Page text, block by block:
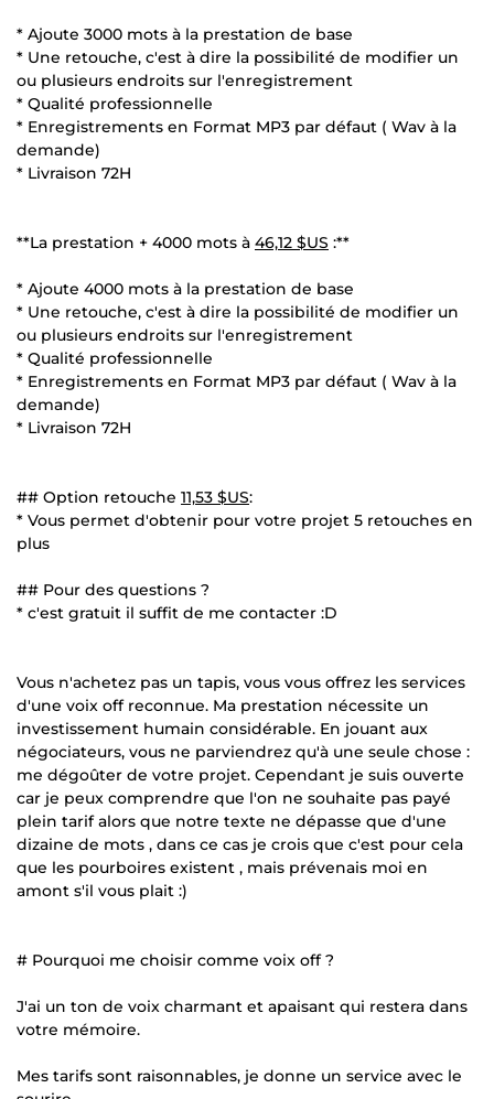
* Ajoute 3000 mots à la prestation de base
* Une retouche, c'est à dire la possibilité de modifier un
ou plusieurs endroits sur l'enregistrement
* Qualité professionnelle
* Enregistrements en Format MP3 par défaut ( Wav à la
demande)
* Livraison 72H
**La prestation + 4000 mots à 46,12 $US :**
* Ajoute 4000 mots à la prestation de base
* Une retouche, c'est à dire la possibilité de modifier un
ou plusieurs endroits sur l'enregistrement
* Qualité professionnelle
* Enregistrements en Format MP3 par défaut ( Wav à la
demande)
* Livraison 72H
## Option retouche 11,53 $US:
* Vous permet d'obtenir pour votre projet 5 retouches en
plus
## Pour des questions ?
* c'est gratuit il suffit de me contacter :D
Vous n'achetez pas un tapis, vous vous offrez les services
d'une voix off reconnue. Ma prestation nécessite un
investissement humain considérable. En jouant aux
négociateurs, vous ne parviendrez qu'à une seule chose :
me dégoûter de votre projet. Cependant je suis ouverte
car je peux comprendre que l'on ne souhaite pas payé
plein tarif alors que notre texte ne dépasse que d'une
dizaine de mots , dans ce cas je crois que c'est pour cela
que les pourboires existent , mais prévenais moi en
amont s'il vous plait :)
# Pourquoi me choisir comme voix off ?
J'ai un ton de voix charmant et apaisant qui restera dans
votre mémoire.
Mes tarifs sont raisonnables, je donne un service avec le